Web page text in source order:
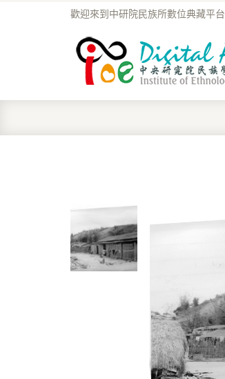
歡迎來到中研院民族所數位典藏平台